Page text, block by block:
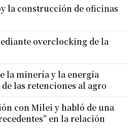
la construcción de oficinas
overclocking de la
la minería y la energía
las retenciones al agro
con Milei y habló de una
en la relación